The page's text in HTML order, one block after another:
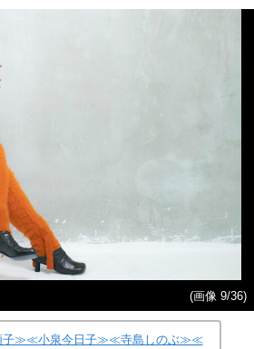
(画像 9/36)
子≫≪小泉今日子≫≪寺島しのぶ≫≪